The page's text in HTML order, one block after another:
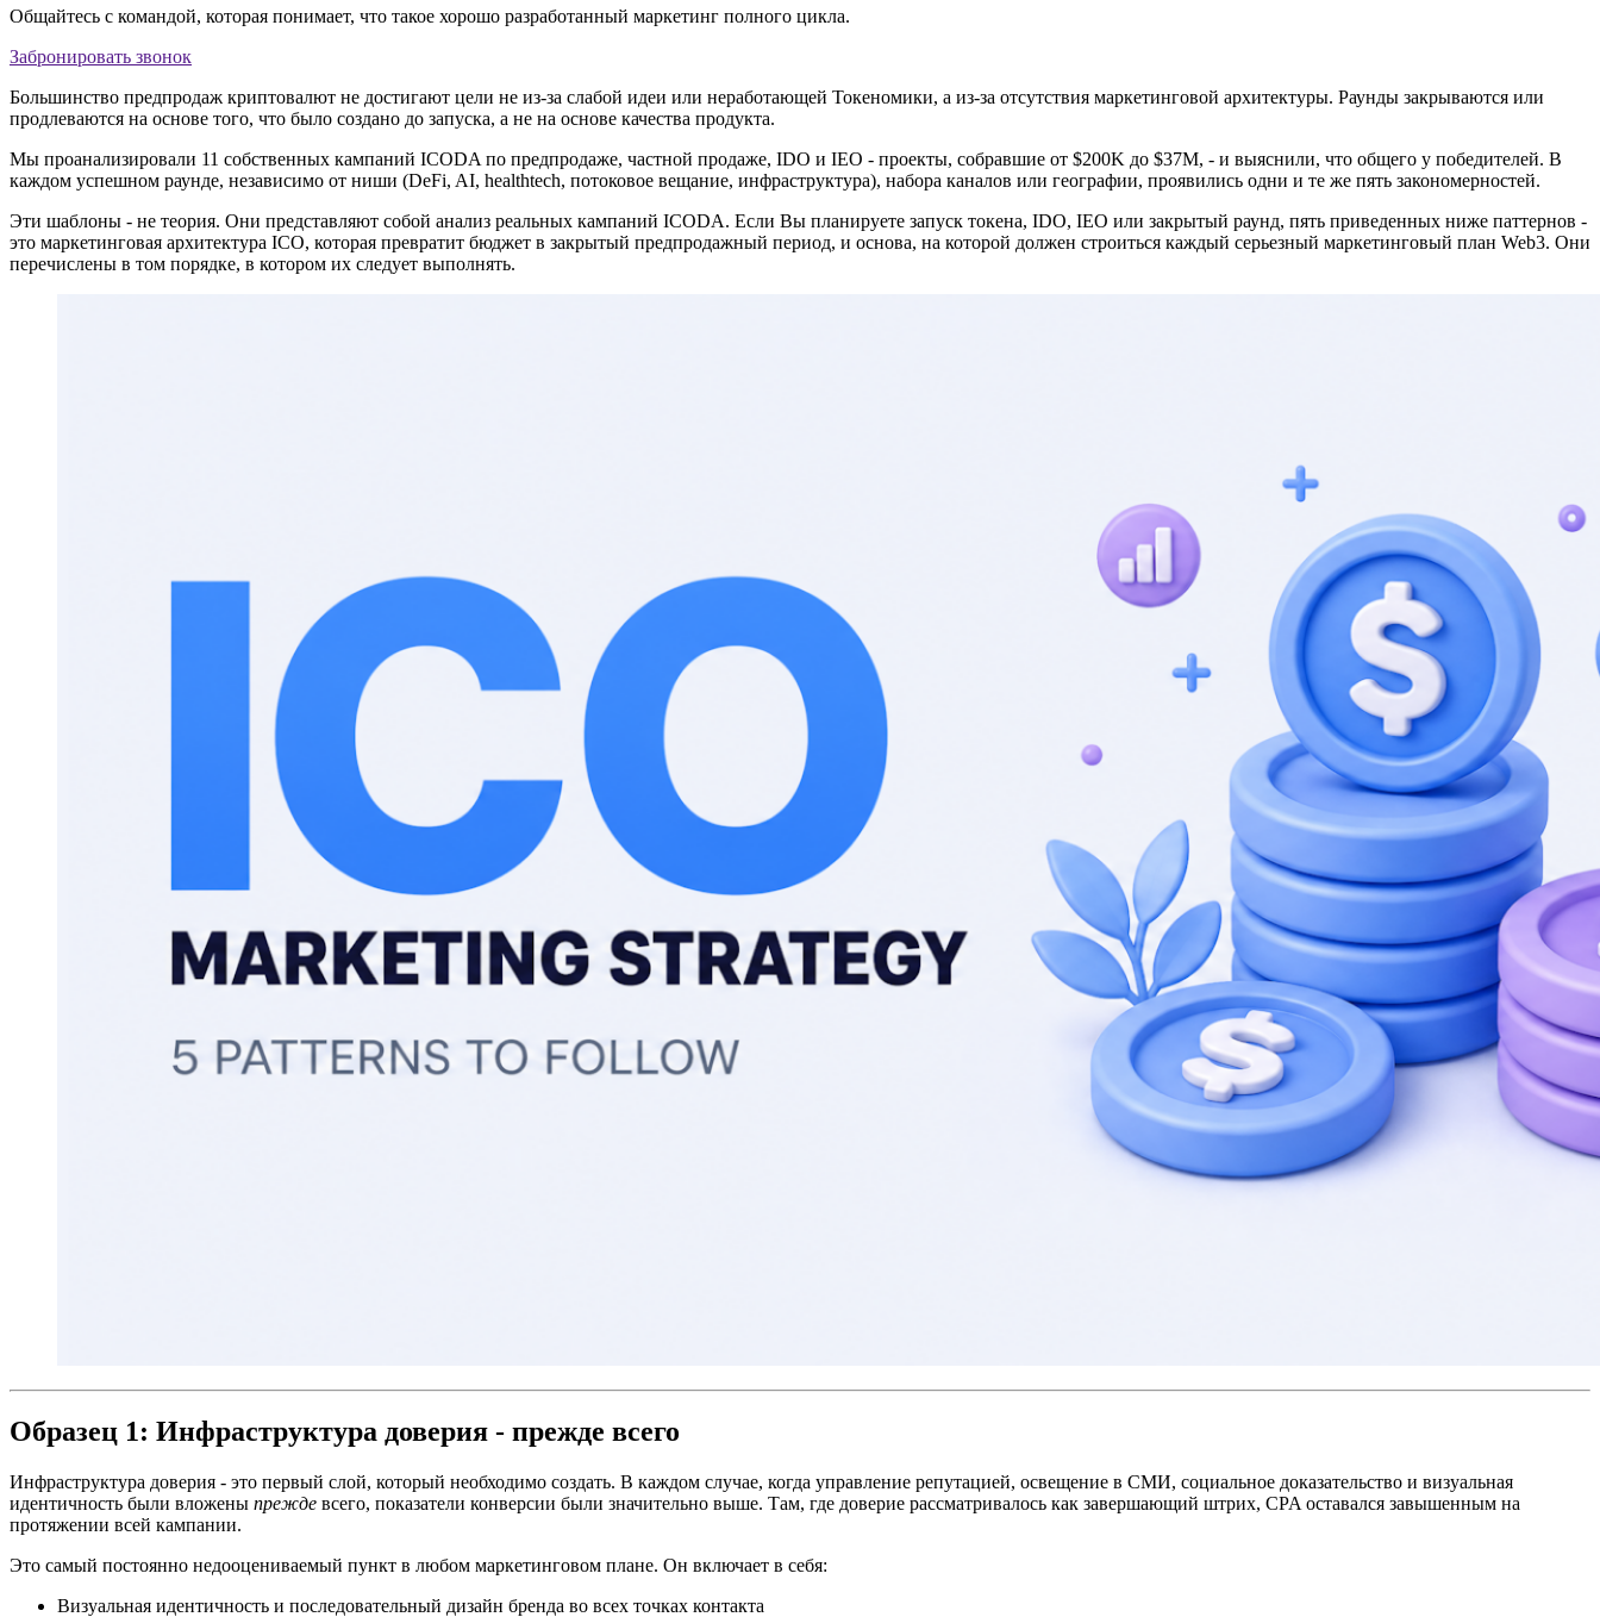
Общайтесь с командой, которая понимает, что такое хорошо разработанный маркетинг полного цикла.
Забронировать звонок
Большинство предпродаж криптовалют не достигают цели не из-за слабой идеи или неработающей Токеномики, а из-за отсутствия маркетинговой архитектуры. Раунды закрываются или
продлеваются на основе того, что было создано до запуска, а не на основе качества продукта.
Мы проанализировали 11 собственных кампаний ICODA по предпродаже, частной продаже, IDO и IEO - проекты, собравшие от $200K до $37M, - и выяснили, что общего у победителей. В
каждом успешном раунде, независимо от ниши (DeFi, AI, healthtech, потоковое вещание, инфраструктура), набора каналов или географии, проявились одни и те же пять закономерностей.
Эти шаблоны - не теория. Они представляют собой анализ реальных кампаний ICODA. Если Вы планируете запуск токена, IDO, IEO или закрытый раунд, пять приведенных ниже паттернов -
это маркетинговая архитектура ICO, которая превратит бюджет в закрытый предпродажный период, и основа, на которой должен строиться каждый серьезный маркетинговый план Web3. Они
перечислены в том порядке, в котором их следует выполнять.
Образец 1: Инфраструктура доверия - прежде всего
Инфраструктура доверия - это первый слой, который необходимо создать. В каждом случае, когда управление репутацией, освещение в СМИ, социальное доказательство и визуальная
идентичность были вложены прежде всего, показатели конверсии были значительно выше. Там, где доверие рассматривалось как завершающий штрих, CPA оставался завышенным на
протяжении всей кампании.
Это самый постоянно недооцениваемый пункт в любом маркетинговом плане. Он включает в себя:
Визуальная идентичность и последовательный дизайн бренда во всех точках контакта